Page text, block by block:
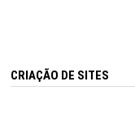
CRIAÇÃO DE SITES